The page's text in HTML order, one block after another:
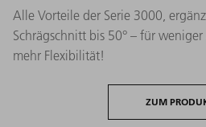
Alle Vorteile der Serie 3000,
Schrägschnitt bis 50° – für
mehr Flexibilität!
ZUM